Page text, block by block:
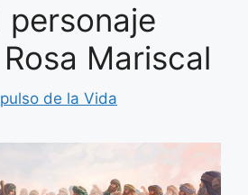
personaje
Mariscal
de la Vida